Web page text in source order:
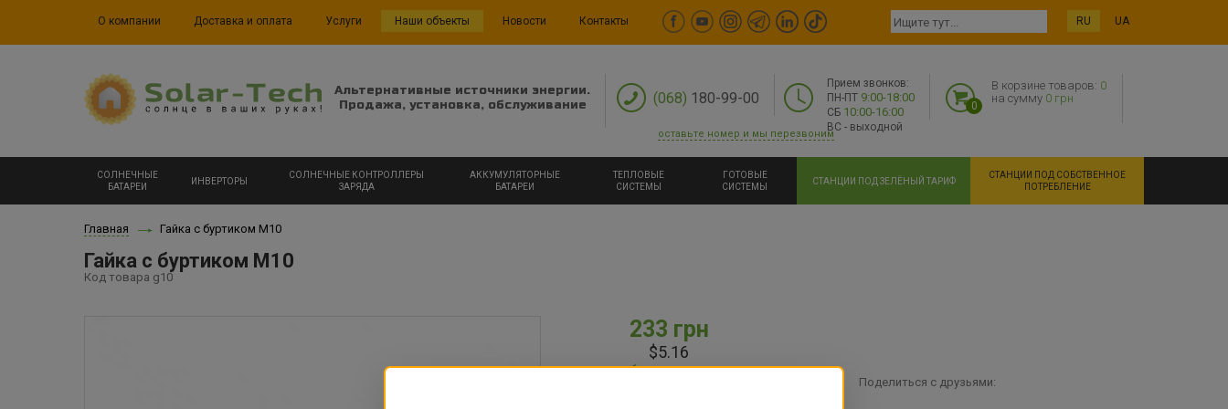
О компании Доставка и оплата Услуги Наши объекты Новости Контакты RU UA
Альтернативные источники энергии.
Продажа, установка, обслуживание
(068) 180-99-00
Прием звонков:
ПН-ПТ 9:00-18:00
СБ 10:00-16:00
ВС - выходной
0
В корзине товаров: 0
на сумму 0 грн
оставьте номер и мы перезвоним
СОЛНЕЧНЫЕ
БАТАРЕИ
ИНВЕРТОРЫ
СОЛНЕЧНЫЕ КОНТРОЛЛЕРЫ
ЗАРЯДА
АККУМУЛЯТОРНЫЕ
БАТАРЕИ
ТЕПЛОВЫЕ
СИСТЕМЫ
ГОТОВЫЕ
СИСТЕМЫ
СТАНЦИИ ПОД ЗЕЛЁНЫЙ ТАРИФ
СТАНЦИИ ПОД СОБСТВЕННОЕ
ПОТРЕБЛЕНИЕ
Главная Гайка с буртиком М10
Гайка с буртиком М10
Код товара g10
233 грн
$5.16
есть в наличии
Поделиться с друзьями: